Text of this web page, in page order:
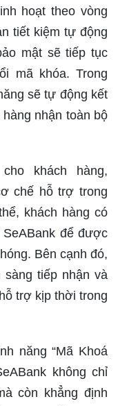
hoạt theo vòng
tiết kiệm tự động
mật sẽ tiếp tục
mã khóa. Trong
sẽ tự động kết
nhận toàn bộ
khách hàng,
chế hỗ trợ trong
khách hàng có
để được
Bên cạnh đó,
sàng tiếp nhận và
trợ kịp thời trong
năng “Mã Khoá
không chỉ
còn khẳng định